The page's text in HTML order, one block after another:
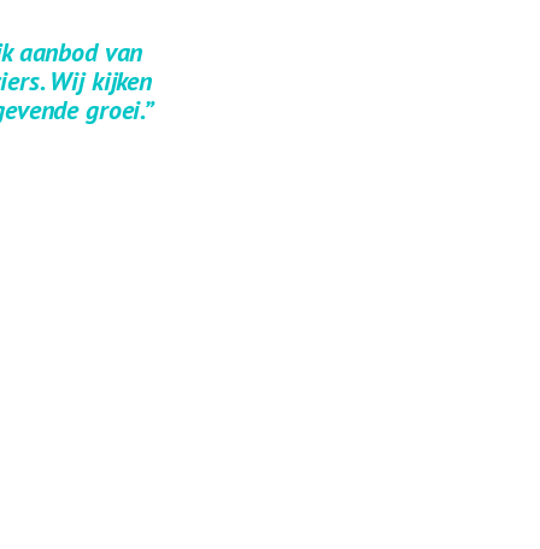
aanbod van
Wij kijken
groei.”